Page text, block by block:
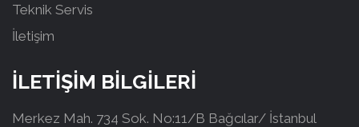
Teknik Servis
İletişim
İLETİŞİM BİLGİLERİ
Merkez Mah. 734 Sok. No:11/B Bağcılar/ İstanbul